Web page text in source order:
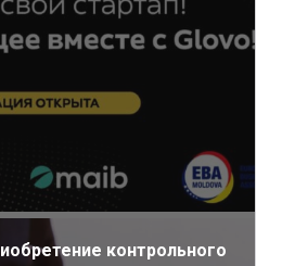
контрольного